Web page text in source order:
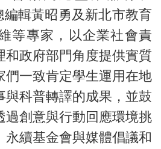
編輯黃昭勇及新北市教育
等專家，以企業社會責
和政府部門角度提供實質
們一致肯定學生運用在地
與科普轉譯的成果，並鼓
過創意與行動回應環境挑
永續基金會與媒體倡議和